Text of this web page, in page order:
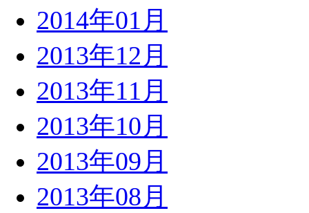
2014年01月
2013年12月
2013年11月
2013年10月
2013年09月
2013年08月